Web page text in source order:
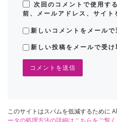
次回のコメントで使用す
前、メールアドレス、サイト
新しいコメントをメールで
新しい投稿をメールで受け
このサイトはスパムを低減するために
ータの処理方法の詳細はこちらをご覧